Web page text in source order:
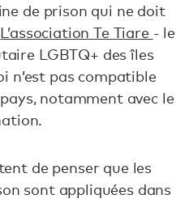
de prison qui ne doit
L’association Te Tiare - le
LGBTQ+ des îles
n’est pas compatible
notamment avec le
de penser que les
sont appliquées dans